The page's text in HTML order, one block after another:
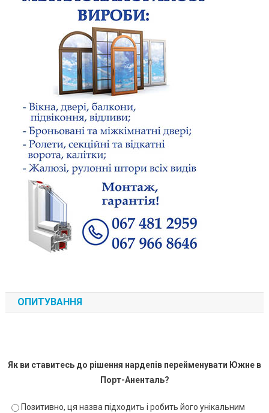
ОПИТУВАННЯ
Як ви ставитесь до рішення нардепів перейменувати Южне в
Порт-Аненталь?
Позитивно, ця назва підходить і робить його унікальним